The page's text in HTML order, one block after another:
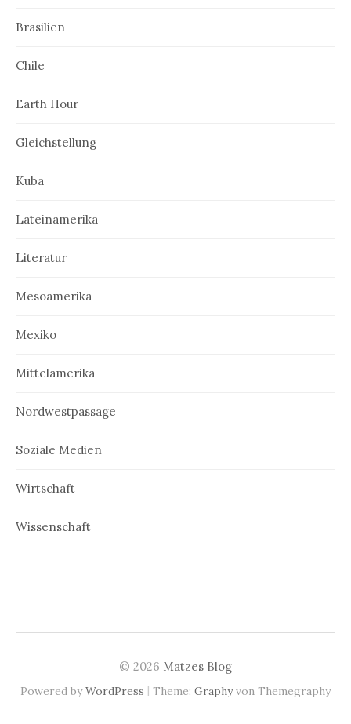
Brasilien
Chile
Earth Hour
Gleichstellung
Kuba
Lateinamerika
Literatur
Mesoamerika
Mexiko
Mittelamerika
Nordwestpassage
Soziale Medien
Wirtschaft
Wissenschaft
© 2026 Matzes Blog
Powered byWordPress | Theme: Graphyvon Themegraphy